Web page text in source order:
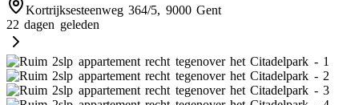
Kortrijksesteenweg 364/5, 9000 Gent
22 dagen geleden